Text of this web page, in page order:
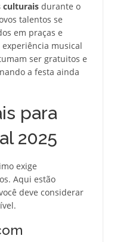
culturaisdurante o
talentos se
em praças e
musical
ser gratuitos e
a festa ainda
para
2025
exige
Aqui estão
deve considerar